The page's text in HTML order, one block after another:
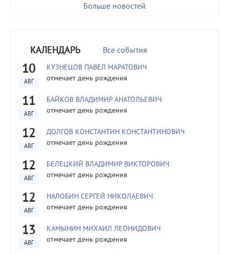
Больше новостей
КАЛЕНДАРЬ Все события
10
АВГ
КУЗНЕЦОВ ПАВЕЛ МАРАТОВИЧ
отмечает день рождения
11
АВГ
БАЙКОВ ВЛАДИМИР АНАТОЛЬЕВИЧ
отмечает день рождения
12
АВГ
ДОЛГОВ КОНСТАНТИН КОНСТАНТИНОВИЧ
отмечает день рождения
12
АВГ
БЕЛЕЦКИЙ ВЛАДИМИР ВИКТОРОВИЧ
отмечает день рождения
12
АВГ
НАЛОБИН СЕРГЕЙ НИКОЛАЕВИЧ
отмечает день рождения
13
АВГ
КАМЫНИН МИХАИЛ ЛЕОНИДОВИЧ
отмечает день рождения